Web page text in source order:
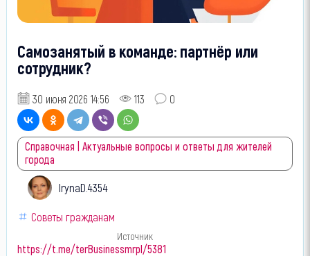
Самозанятый в команде: партнёр или
сотрудник?
30 июня 2026 14:56 113 0
Справочная | Актуальные вопросы и ответы для жителей
города
IrynaD.4354
Советы гражданам
Источник
https://t.me/terBusinessmrpl/5381